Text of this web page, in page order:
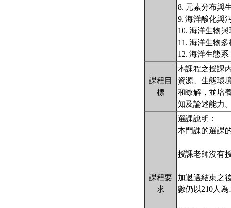
8. 元素分布與
9. 海洋酸化與
10. 海洋生物與
11. 海洋生物多
12. 海洋生態系
課程目
標
本課程之授課
資源、生態環
和瞭解，並培
知及論述能力。
課程要
求
選課說明：
本門課的選課
授課老師沒有
加退選結束之
數仍以210人為